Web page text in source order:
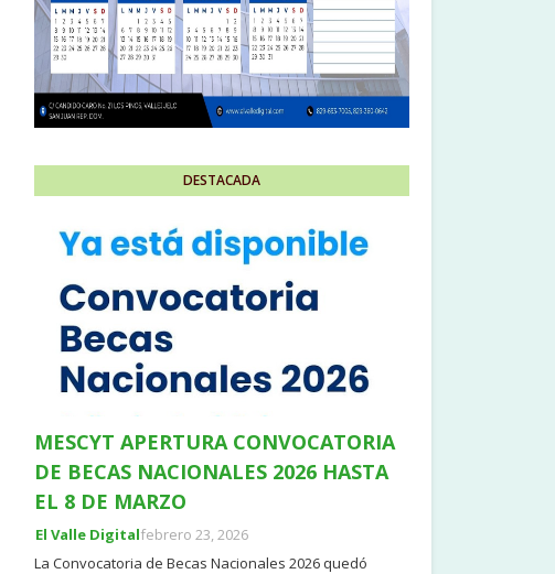
DESTACADA
MESCYT APERTURA CONVOCATORIA
DE BECAS NACIONALES 2026 HASTA
EL 8 DE MARZO
El Valle Digitalfebrero 23, 2026
La Convocatoria de Becas Nacionales 2026 quedó